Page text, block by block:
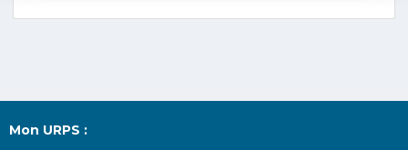
Mon URPS :